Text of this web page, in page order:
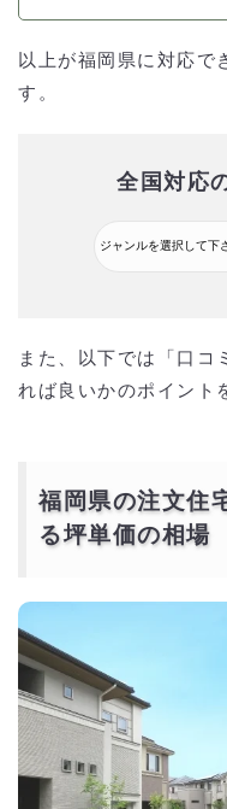
以上が福岡県に対応で
す。
全国対応
また、以下では「口コ
れば良いかのポイント
福岡県の注文住
る坪単価の相場